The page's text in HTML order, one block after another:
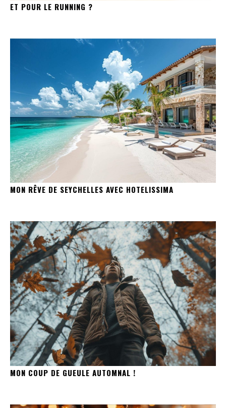
ET POUR LE RUNNING ?
MON RÊVE DE SEYCHELLES AVEC HOTELISSIMA
MON COUP DE GUEULE AUTOMNAL !